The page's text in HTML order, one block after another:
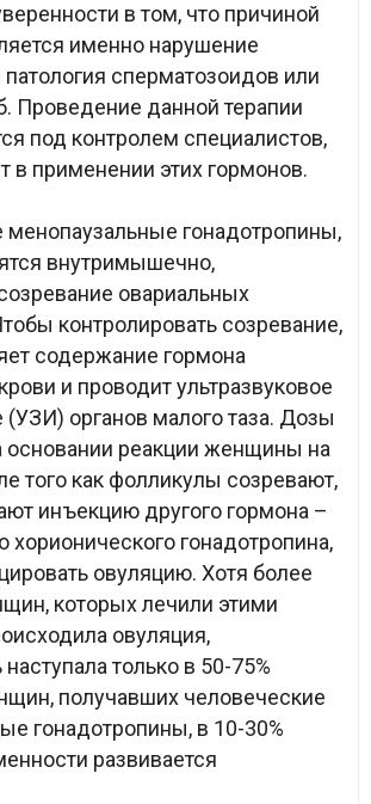
в том, что причиной
именно нарушение
патология сперматозоидов или
Проведение данной терапии
под контролем специалистов,
применении этих гормонов.
менопаузальные гонадотропины,
внутримышечно,
овариальных
контролировать созревание,
содержание гормона
и проводит ультразвуковое
органов малого таза. Дозы
основании реакции женщины на
того как фолликулы созревают,
инъекцию другого гормона –
хорионического гонадотропина,
овуляцию. Хотя более
которых лечили этими
овуляция,
только в 50-75%
получавших человеческие
гонадотропины, в 10-30%
развивается